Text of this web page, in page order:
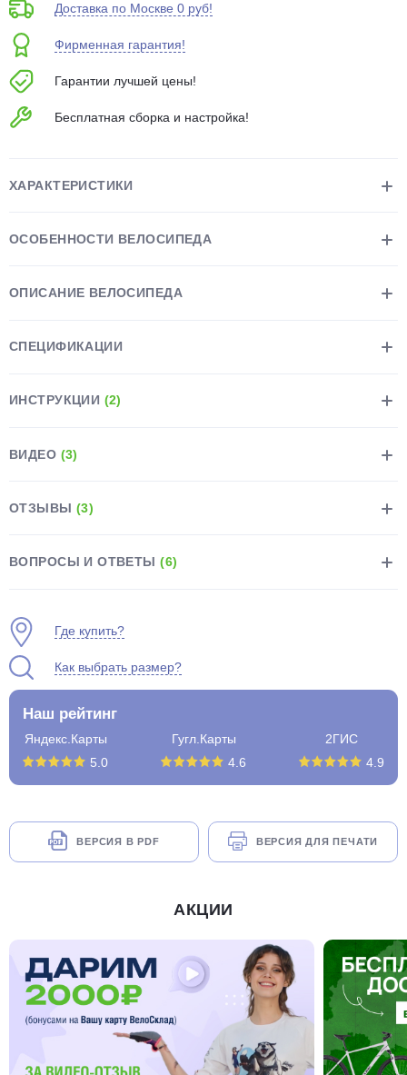
Доставка по Москве 0 руб!
Фирменная гарантия!
Гарантии лучшей цены!
Бесплатная сборка и настройка!
ХАРАКТЕРИСТИКИ
ОСОБЕННОСТИ ВЕЛОСИПЕДА
ОПИСАНИЕ ВЕЛОСИПЕДА
СПЕЦИФИКАЦИИ
ИНСТРУКЦИИ (2)
ВИДЕО (3)
ОТЗЫВЫ (3)
ВОПРОСЫ И ОТВЕТЫ(6)
Где купить?
Как выбрать размер?
Наш рейтинг
Яндекс.Карты
5.0
Гугл.Карты
4.6
2ГИС
4.9
ВЕРСИЯ В PDF ВЕРСИЯ ДЛЯ ПЕЧАТИ
АКЦИИ
Подробнее
Остались вопросы?